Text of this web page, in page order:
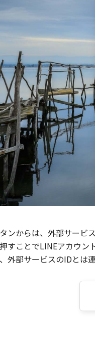
からは、外部サービ
すことでLINEアカウン
部サービスのIDとは